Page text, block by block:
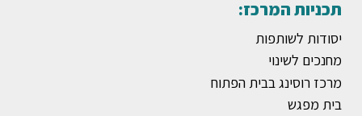
תכניות המרכז:
יסודות לשותפות
מחנכים לשינוי
מרכז רוסינג בבית הפתוח
בית מפגש